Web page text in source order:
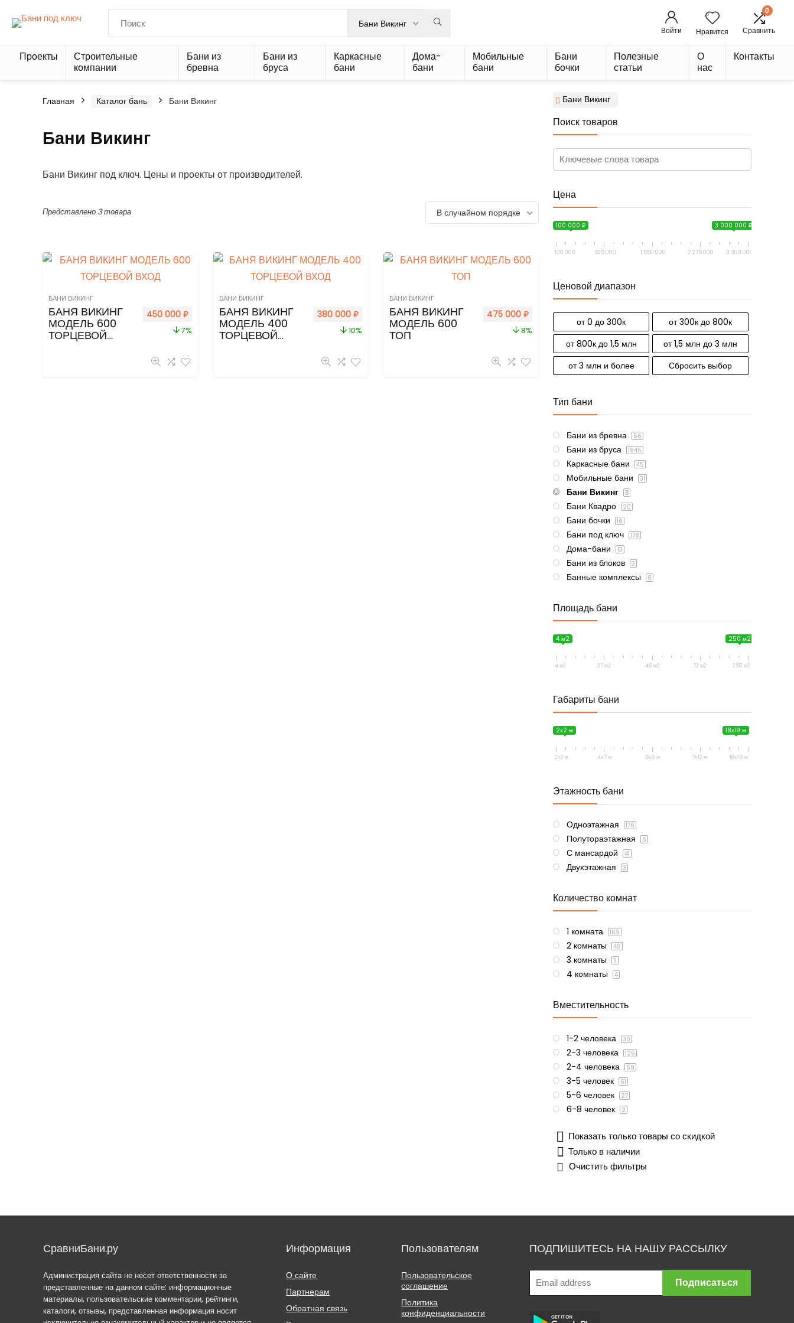
Бани Викинг
Войти Нравится
0
Сравнить
Проекты
Строительные
компании
Бани из
бревна
Бани из
бруса
Каркасные
бани
Дома-
бани
Мобильные
бани
Бани
бочки
Полезные
статьи
О
нас
Контакты
Главная Каталог бань Бани Викинг
Бани Викинг
Бани Викинг под ключ. Цены и проекты от производителей.
Представлено 3 товара В случайном порядке
БАНИ ВИКИНГ
БАНЯ ВИКИНГ
МОДЕЛЬ 600
ТОРЦЕВОЙ
450 000 ₽
7%
БАНИ ВИКИНГ
БАНЯ ВИКИНГ
МОДЕЛЬ 400
ТОРЦЕВОЙ
380 000₽
10%
БАНИ ВИКИНГ
БАНЯ ВИКИНГ
МОДЕЛЬ 600
ТОП
475 000₽
8%
Бани Викинг
Поиск товаров
Цена
100 000 ₽ 3 000 000 ₽
100 000 825 000 1 550 000 2 275 000 3 000 000
Ценовой диапазон
от 0 до 300к
от 300к до 800к
от 800к до 1,5 млн
от 1,5 млн до 3 млн
от 3 млн и более
Сбросить выбор
Тип бани
Бани из бревна 56
Бани из бруса 1845
Каркасные бани 45
Мобильные бани 31
Бани Викинг 3
Бани Квадро 20
Бани бочки 16
Бани под ключ 178
Дома-бани 13
Бани из блоков 3
Банные комплексы 8
Площадь бани
4 м2 250 м2
4 м2 27 м2 46 м2 72 м2 250 м2
Габариты бани
2х2 м 18х19 м
2х2 м 4х7 м 6x9 м 7х12 м 18х19 м
Этажность бани
Одноэтажная 176
Полутораэтажная 6
С мансардой 41
Двухэтажная 3
Количество комнат
1 комната 169
2 комнаты 48
3 комнаты 11
4 комнаты 4
Вместительность
1-2 человека 30
2-3 человека 126
2-4 человека 59
3-5 человек 61
5-6 человек 27
6-8 человек 2
Показать только товары со скидкой
Только в наличии
Очистить фильтры
СравниБани.ру
Администрация сайта не несет ответственности за
представленные на данном сайте: информационные
материалы, пользовательские комментарии, рейтинги,
каталоги, отзывы, представленная информация носит
Информация
О сайте
Партнерам
Обратная связь
Пользователям
Пользовательское
соглашение
Политика
конфиденциальности
ПОДПИШИТЕСЬ НА НАШУ РАССЫЛКУ